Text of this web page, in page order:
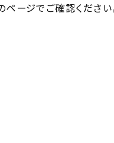
ージでご確認ください